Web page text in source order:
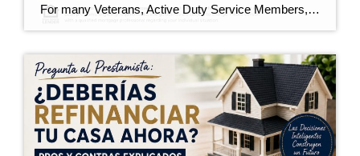
For many Veterans, Active Duty Service Members, Reservists, National Guard members, and eligible surviving spouses, the VA Home Loan Program is one of the most valuable benefits earned through military service. Yet, many eligible buyers either don’t know they qualify or aren’t aware of all the advantages the program offers. In my experience working with […]